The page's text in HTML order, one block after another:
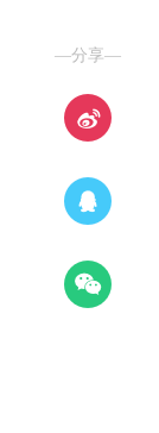
—分享—